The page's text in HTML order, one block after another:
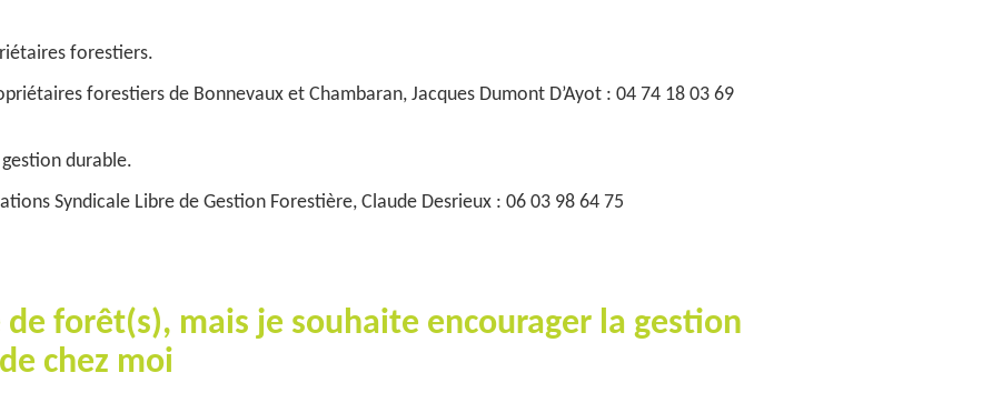
forestiers.
forestiers de Bonnevaux et Chambaran, Jacques Dumont D’Ayot : 04 74 18 03 69
gestion durable.
Syndicale Libre de Gestion Forestière, Claude Desrieux : 06 03 98 64 75
forêt(s), mais je souhaite encourager la gestion
chez moi